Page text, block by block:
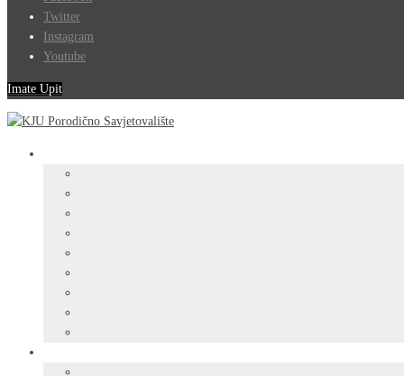
Twitter
Instagram
Youtube
Imate Upit